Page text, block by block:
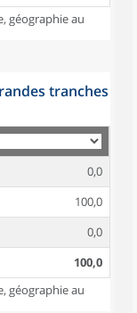
géographie au
tranches
0,0
100,0
0,0
100,0
géographie au